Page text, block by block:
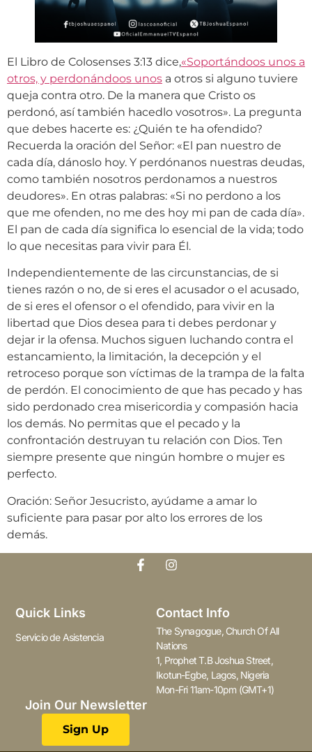
El Libro de Colosenses 3:13 dice,«Soportándoos unos a
otros, y perdonándoos unos a otros si alguno tuviere
queja contra otro. De la manera que Cristo os
perdonó, así también hacedlo vosotros». La pregunta
que debes hacerte es: ¿Quién te ha ofendido?
Recuerda la oración del Señor: «El pan nuestro de
cada día, dánoslo hoy. Y perdónanos nuestras deudas,
como también nosotros perdonamos a nuestros
deudores». En otras palabras: «Si no perdono a los
que me ofenden, no me des hoy mi pan de cada día».
El pan de cada día significa lo esencial de la vida; todo
lo que necesitas para vivir para Él.
Independientemente de las circunstancias, de si
tienes razón o no, de si eres el acusador o el acusado,
de si eres el ofensor o el ofendido, para vivir en la
libertad que Dios desea para ti debes perdonar y
dejar ir la ofensa. Muchos siguen luchando contra el
estancamiento, la limitación, la decepción y el
retroceso porque son víctimas de la trampa de la falta
de perdón. El conocimiento de que has pecado y has
sido perdonado crea misericordia y compasión hacia
los demás. No permitas que el pecado y la
confrontación destruyan tu relación con Dios. Ten
siempre presente que ningún hombre o mujer es
perfecto.
Oración: Señor Jesucristo, ayúdame a amar lo
suficiente para pasar por alto los errores de los
demás.
Quick Links
Servicio de Asistencia
Contact Info
The Synagogue, Church Of All
Nations
1, Prophet T.B Joshua Street,
Ikotun-Egbe, Lagos, Nigeria
Mon-Fri 11am-10pm (GMT+1)
Join Our Newsletter
Sign Up